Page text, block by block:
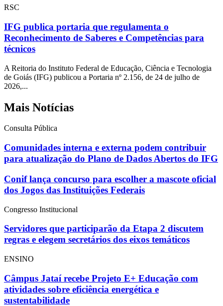
RSC
IFG publica portaria que regulamenta o
Reconhecimento de Saberes e Competências para
técnicos
A Reitoria do Instituto Federal de Educação, Ciência e Tecnologia
de Goiás (IFG) publicou a Portaria nº 2.156, de 24 de julho de
2026,...
Mais Notícias
Consulta Pública
Comunidades interna e externa podem contribuir
para atualização do Plano de Dados Abertos do IFG
Conif lança concurso para escolher a mascote oficial
dos Jogos das Instituições Federais
Congresso Institucional
Servidores que participarão da Etapa 2 discutem
regras e elegem secretários dos eixos temáticos
ENSINO
Câmpus Jataí recebe Projeto E+ Educação com
atividades sobre eficiência energética e
sustentabilidade